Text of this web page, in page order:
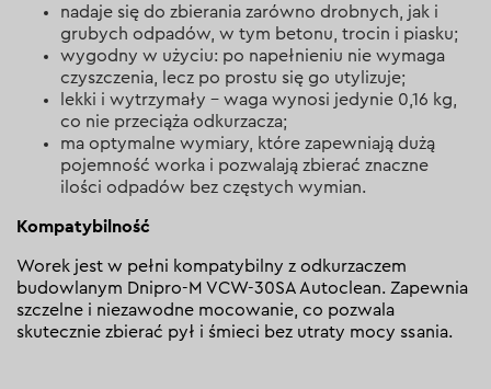
nadaje się do zbierania zarówno drobnych, jak i
grubych odpadów, w tym betonu, trocin i piasku;
wygodny w użyciu: po napełnieniu nie wymaga
czyszczenia, lecz po prostu się go utylizuje;
lekki i wytrzymały – waga wynosi jedynie 0,16 kg,
co nie przeciąża odkurzacza;
ma optymalne wymiary, które zapewniają dużą
pojemność worka i pozwalają zbierać znaczne
ilości odpadów bez częstych wymian.
Kompatybilność
Worek jest w pełni kompatybilny z odkurzaczem
budowlanym Dnipro-M VCW-30SA Autoclean. Zapewnia
szczelne i niezawodne mocowanie, co pozwala
skutecznie zbierać pył i śmieci bez utraty mocy ssania.